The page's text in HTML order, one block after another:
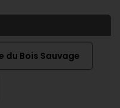
du Bois Sauvage